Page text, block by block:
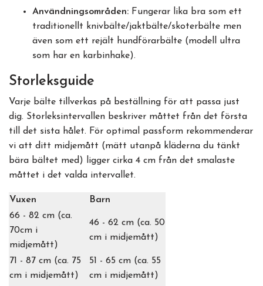
Användningsområden: Fungerar lika bra som ett
traditionellt knivbälte/jaktbälte/skoterbälte men
även som ett rejält hundförarbälte (modell ultra
som har en karbinhake).
Storleksguide
Varje bälte tillverkas på beställning för att passa just
dig. Storleksintervallen beskriver måttet från det första
till det sista hålet. För optimal passform rekommenderar
vi att ditt midjemått (mätt utanpå kläderna du tänkt
bära bältet med) ligger cirka 4 cm från det smalaste
måttet i det valda intervallet.
Vuxen
Barn
66 - 82 cm (ca.
70cm i
midjemått)
46 - 62 cm (ca. 50
cm i midjemått)
71 - 87 cm (ca. 75
cm i midjemått)
51 - 65 cm (ca. 55
cm i midjemått)